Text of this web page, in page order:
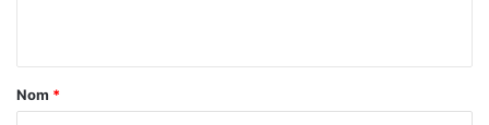
a
Nom *